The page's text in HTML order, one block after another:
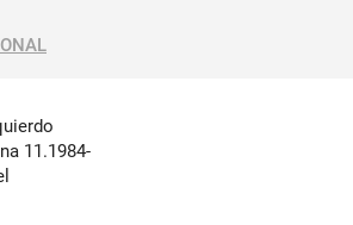
11.1984-